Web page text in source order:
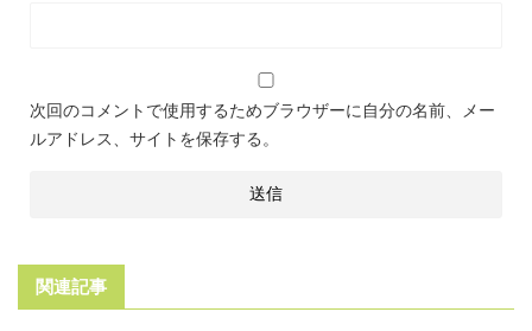
次回のコメントで使用するためブラウザーに自分の名前、メー
ルアドレス、サイトを保存する。
関連記事